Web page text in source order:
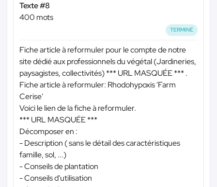
Texte #8
400 mots
TERMINÉ
Fiche article à reformuler pour le compte de notre
site dédié aux professionnels du végétal (Jardineries,
paysagistes, collectivités)*** URL MASQUÉE *** .
Fiche article à reformuler: Rhodohypoxis 'Farm
Cerise'
Voici le lien de la fiche à reformuler.
*** URL MASQUÉE ***
Décomposer en :
- Description ( sans le détail des caractéristiques
famille, sol, ...)
- Conseils de plantation
- Conseils d'utilisation